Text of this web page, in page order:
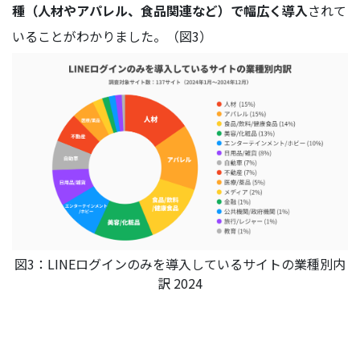
種（人材やアパレル、食品関連など）で幅広く導入されて
いることがわかりました。（図3）
図3：LINEログインのみを導入しているサイトの業種別内
訳 2024